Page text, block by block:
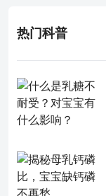
热门科普